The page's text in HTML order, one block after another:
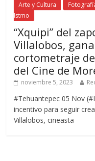
Arte y Cultura
Istmo
“Xquipi” del
Villalobos,
cortometraje
del Cine de
noviembre 5, 2023
#Tehuantepec 05 Nov
incentivo para seguir
Villalobos, cineasta